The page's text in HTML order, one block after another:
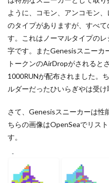
ように、コモン、アンコモン
のタイプがありますが、すべ
す。これはノーマルタイプの
字です。またGenesisスニーカ
トークンのAirDropがされると
1000RUNが配布されました。
ルダーだったひいらぎやは受け
さて、Genesisスニーカーは性
ちらの画像はOpenSeaでリス
す。